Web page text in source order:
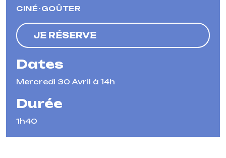
CINÉ-GOÛTER
JE RÉSERVE
Dates
Mercredi 30 Avril à 14h
Durée
1h40